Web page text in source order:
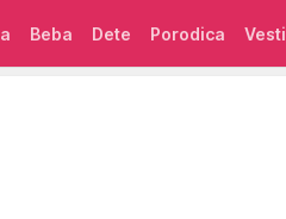
Beba Dete Porodica Vesti